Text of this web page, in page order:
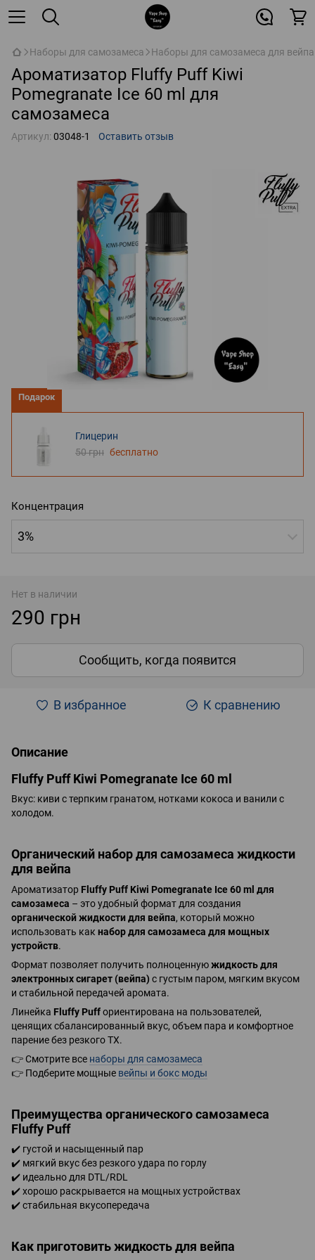
Наборы для самозамеса Наборы для самозамеса для вейпа
Ароматизатор Fluffy Puff Kiwi
Pomegranate Ice 60 ml для
самозамеса
Артикул: 03048-1 Оставить отзыв
Подарок
Глицерин
50 грн бесплатно
Концентрация
3%
Нет в наличии
290 грн
Сообщить, когда появится
В избранное К сравнению
Описание
Fluffy Puff Kiwi Pomegranate Ice 60 ml
Вкус: киви с терпким гранатом, нотками кокоса и ванили с
холодом.
Органический набор для самозамеса жидкости
для вейпа
Ароматизатор Fluffy Puff Kiwi Pomegranate Ice60 ml для
самозамеса – это удобный формат для создания
органической жидкости для вейпа, который можно
использовать как набор для самозамеса для мощных
устройств.
Формат позволяет получить полноценнуюжидкость для
электронных сигарет (вейпа) с густым паром, мягким вкусом
и стабильной передачей аромата.
Линейка Fluffy Puffориентирована на пользователей,
ценящих сбалансированный вкус, объем пара и комфортное
парение без резкого ТХ.
👉 Смотрите все наборы для самозамеса
👉 Подберите мощные вейпы и бокс моды
Преимущества органического самозамеса
Fluffy Puff
✔️ густой и насыщенный пар
✔️ мягкий вкус без резкого удара по горлу
✔️ идеально для DTL/RDL
✔️ хорошо раскрывается на мощных устройствах
✔️ стабильная вкусопередача
Как приготовить жидкость для вейпа